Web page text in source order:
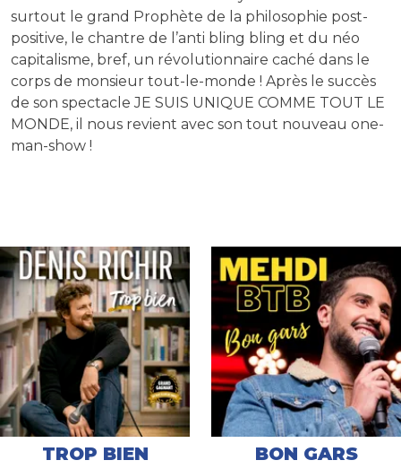
surtout le grand Prophète de la philosophie post-
positive, le chantre de l’anti bling bling et du néo
capitalisme, bref, un révolutionnaire caché dans le
corps de monsieur tout-le-monde ! Après le succès
de son spectacle JE SUIS UNIQUE COMME TOUT LE
MONDE, il nous revient avec son tout nouveau one-
man-show !
TROP BIEN BON GARS